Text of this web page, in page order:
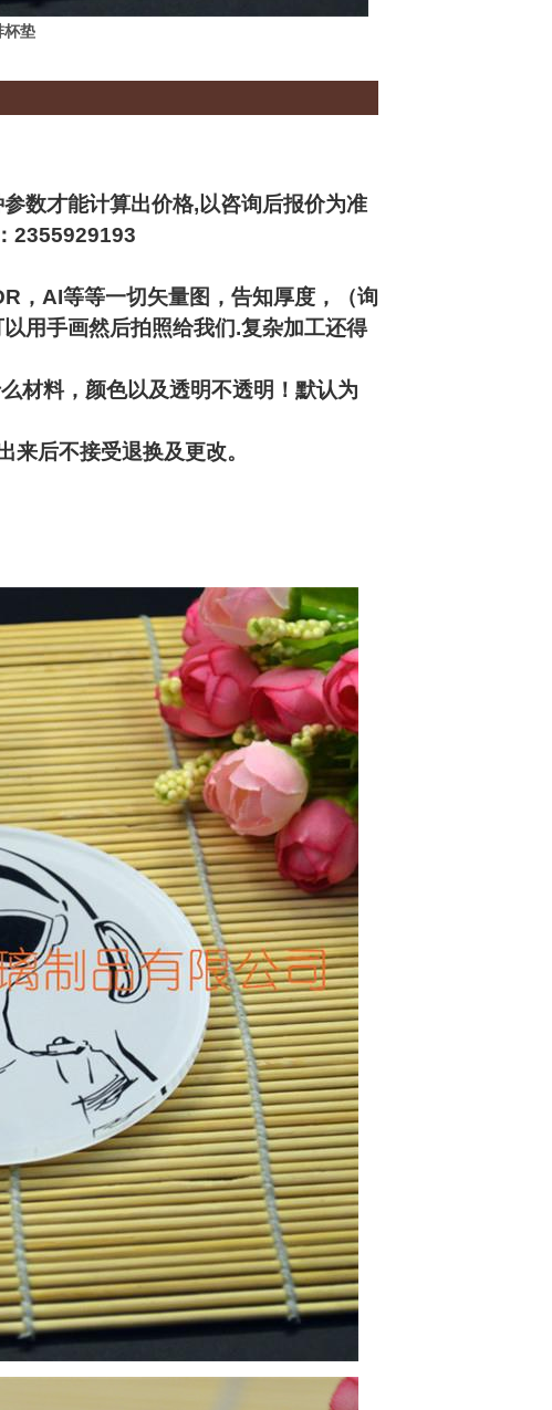
杯垫
数才能计算出价格,以咨询后报价为准
2355929193
，AI等等一切矢量图，告知厚度，（询
用手画然后拍照给我们.复杂加工还得
材料，颜色以及透明不透明！默认为
后不接受退换及更改。